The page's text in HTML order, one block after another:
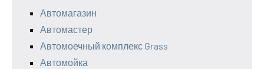
Автомагазин
Автомастер
Автомоечный комплекс Grass
Автомойка